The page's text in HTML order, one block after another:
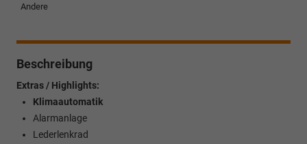
Andere
Beschreibung
Extras / Highlights:
Klimaautomatik
Alarmanlage
Lederlenkrad